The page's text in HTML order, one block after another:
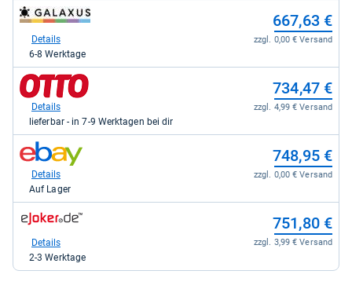
659,90
kaufen.
zum
Shop:
galaxus
667,63
kaufen.
667,63 €
zzgl. 0,00 € Versand
Details
6-8 Werktage
zum
Shop:
Otto.de
734,47
kaufen.
734,47 €
zzgl. 4,99 € Versand
Details
lieferbar - in 7-9 Werktagen bei dir
zum
Shop:
eBay
748,95
kaufen.
748,95 €
zzgl. 0,00 € Versand
Details
Auf Lager
zum
Shop:
ejoker.de
751,80 €
zzgl. 3,99 € Versand
Details
2-3 Werktage